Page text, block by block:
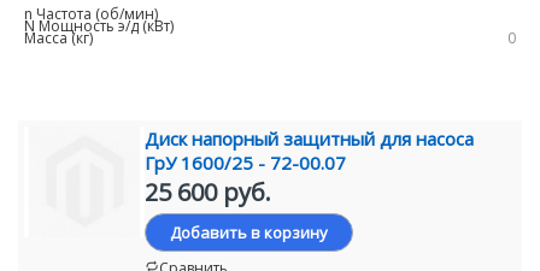
0
Диск напорный защитный для насоса
ГрУ 1600/25 - 72-00.07
25 600 руб.
Добавить в корзину